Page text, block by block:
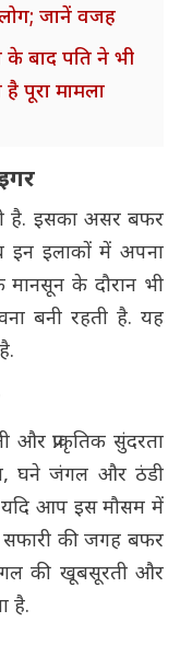
जानें वजह
के बाद पति ने भी
पूरा मामला
है. इसका असर बफर
इन इलाकों में अपना
मानसून के दौरान भी
बनी रहती है. यह
और प्राकृतिक सुंदरता
घने जंगल और ठंडी
यदि आप इस मौसम में
सफारी की जगह बफर
की खूबसूरती और
है.